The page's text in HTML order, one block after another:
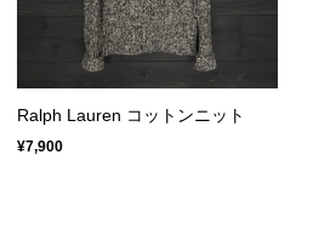
Ralph Lauren コットンニット
¥7,900